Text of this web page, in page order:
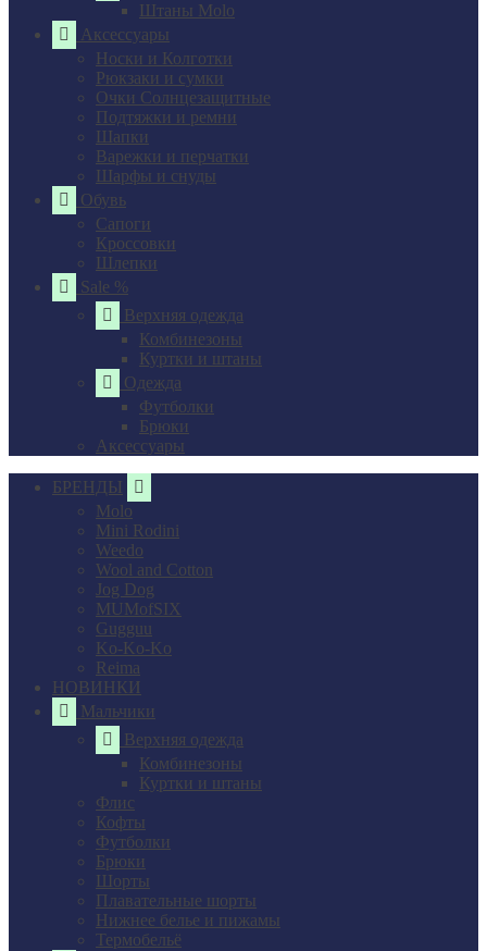
Штаны Molo
Аксессуары
Носки и Колготки
Рюкзаки и сумки
Очки Солнцезащитные
Подтяжки и ремни
Шапки
Варежки и перчатки
Шарфы и снуды
Обувь
Сапоги
Кроссовки
Шлепки
Sale %
Верхняя одежда
Комбинезоны
Куртки и штаны
Одежда
Футболки
Брюки
Аксессуары
БРЕНДЫ
Molo
Mini Rodini
Weedo
Wool and Cotton
Jog Dog
MUMofSIX
Gugguu
Ko-Ko-Ko
Reima
НОВИНКИ
Мальчики
Верхняя одежда
Комбинезоны
Куртки и штаны
Флис
Кофты
Футболки
Брюки
Шорты
Плавательные шорты
Нижнее белье и пижамы
Термобельё